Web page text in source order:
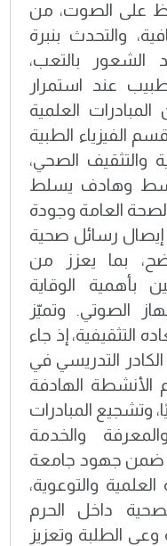
على الصوت، من
والتحدث بنبرة
الشعور بالتعب،
عند استمرار
العلمية
الفيزياء الطبية
والتثقيف الصحي،
وهادف يسلط
العامة وجودة
إيصال رسائل صحية
بما يعزز من
بأهمية الوقاية
الصوتي. وتميّز
التثقيفية، إذ جاء
التدريسي في
الأنشطة الهادفة
وتشجيع المبادرات
والخدمة
ضمن جهود جامعة
والتوعوية،
داخل الحرم
الطلبة وتعزيز